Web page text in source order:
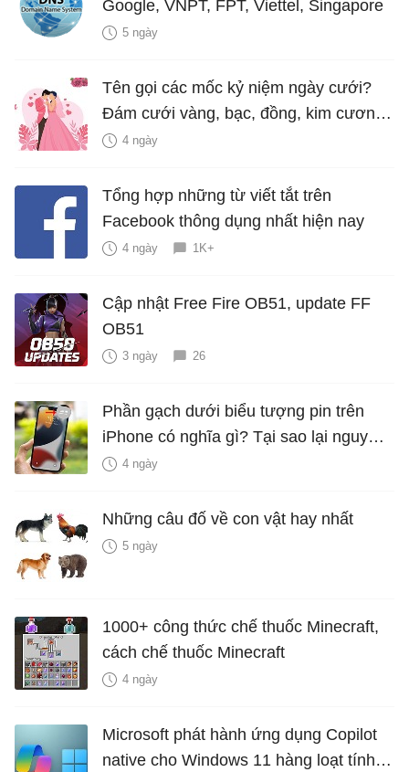
Google, VNPT, FPT, Viettel, Singapore
5 ngày
Tên gọi các mốc kỷ niệm ngày cưới?
Đám cưới vàng, bạc, đồng, kim cương
là bao nhiêu năm?
4 ngày
Tổng hợp những từ viết tắt trên
Facebook thông dụng nhất hiện nay
4 ngày 1K+
Cập nhật Free Fire OB51, update FF
OB51
3 ngày 26
Phần gạch dưới biểu tượng pin trên
iPhone có nghĩa gì? Tại sao lại nguy
hiểm?
4 ngày
Những câu đố về con vật hay nhất
5 ngày
1000+ công thức chế thuốc Minecraft,
cách chế thuốc Minecraft
4 ngày
Microsoft phát hành ứng dụng Copilot
native cho Windows 11 hàng loạt tính